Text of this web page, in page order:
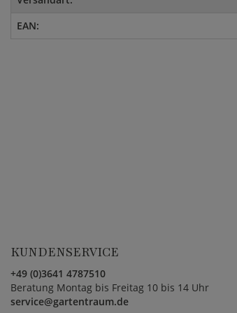
EAN:
KUNDENSERVICE
+49 (0)3641 4787510
Beratung Montag bis Freitag 10 bis 14 Uhr
service@gartentraum.de